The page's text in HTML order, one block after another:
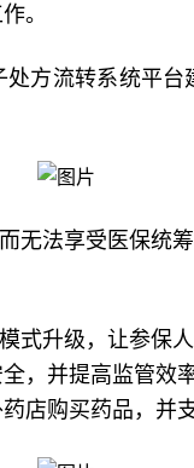
。
方流转系统平
法享受医保统
式升级，让参
并提高监管效
店购买药品，并